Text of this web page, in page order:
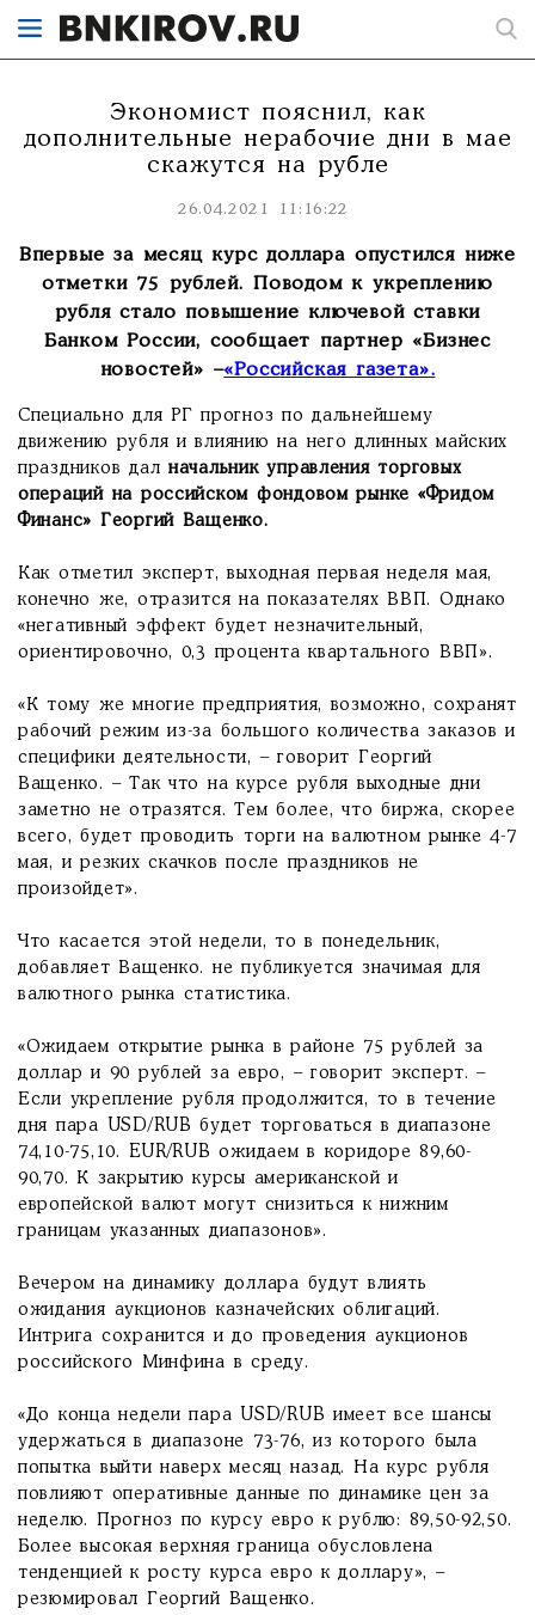
Экономист пояснил, как
дополнительные нерабочие дни в мае
скажутся на рубле
26.04.2021 11:16:22
Впервые за месяц курс доллара опустился ниже
отметки 75 рублей. Поводом к укреплению
рубля стало повышение ключевой ставки
Банком России, сообщает партнер «Бизнес
новостей» –«Российская газета».
Специально для РГ прогноз по дальнейшему
движению рубля и влиянию на него длинных майских
праздников далначальник управления торговых
операций на российском фондовом рынке «Фридом
Финанс» Георгий Ващенко.
Как отметил эксперт, выходная первая неделя мая,
конечно же, отразится на показателях ВВП. Однако
«негативный эффект будет незначительный,
ориентировочно, 0,3 процента квартального ВВП».
«К тому же многие предприятия, возможно, сохранят
рабочий режим из-за большого количества заказов и
специфики деятельности, – говорит Георгий
Ващенко. – Так что на курсе рубля выходные дни
заметно не отразятся. Тем более, что биржа, скорее
всего, будет проводить торги на валютном рынке 4-7
мая, и резких скачков после праздников не
произойдет».
Что касается этой недели, то в понедельник,
добавляет Ващенко. не публикуется значимая для
валютного рынка статистика.
«Ожидаем открытие рынка в районе 75 рублей за
доллар и 90 рублей за евро, – говорит эксперт. –
Если укрепление рубля продолжится, то в течение
дня пара USD/RUB будет торговаться в диапазоне
74,10-75,10. EUR/RUB ожидаем в коридоре 89,60-
90,70. К закрытию курсы американской и
европейской валют могут снизиться к нижним
границам указанных диапазонов».
Вечером на динамику доллара будут влиять
ожидания аукционов казначейских облигаций.
Интрига сохранится и до проведения аукционов
российского Минфина в среду.
«До конца недели пара USD/RUB имеет все шансы
удержаться в диапазоне 73-76, из которого была
попытка выйти наверх месяц назад. На курс рубля
повлияют оперативные данные по динамике цен за
неделю. Прогноз по курсу евро к рублю: 89,50-92,50.
Более высокая верхняя граница обусловлена
тенденцией к росту курса евро к доллару», –
резюмировал Георгий Ващенко.